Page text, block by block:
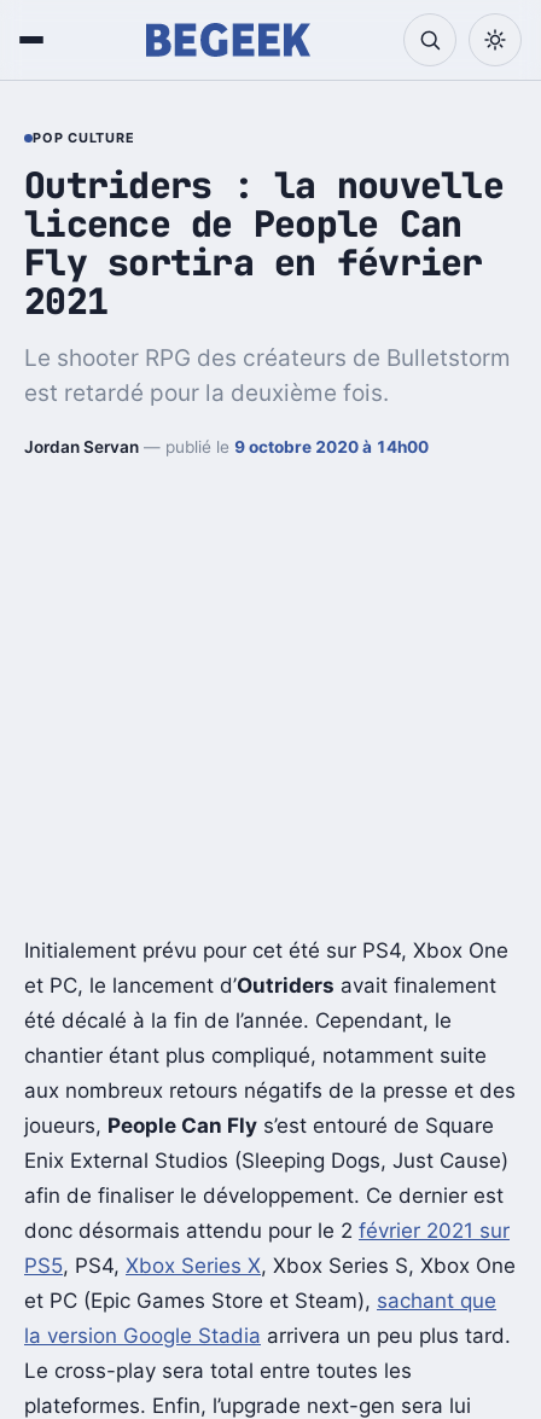
POP CULTURE
Outriders : la nouvelle
licence de People Can
Fly sortira en février
2021
Le shooter RPG des créateurs de Bulletstorm
est retardé pour la deuxième fois.
Jordan Servan — publié le 9 octobre 2020 à 14h00
Initialement prévu pour cet été sur PS4, Xbox One
et PC, le lancement d’Outriders avait finalement
été décalé à la fin de l’année. Cependant, le
chantier étant plus compliqué, notamment suite
aux nombreux retours négatifs de la presse et des
joueurs, People Can Fly s’est entouré de Square
Enix External Studios (Sleeping Dogs, Just Cause)
afin de finaliser le développement. Ce dernier est
donc désormais attendu pour le 2 février 2021 sur
PS5, PS4, Xbox Series X, Xbox Series S, Xbox One
et PC (Epic Games Store et Steam), sachant que
la version Google Stadia arrivera un peu plus tard.
Le cross-play sera total entre toutes les
plateformes. Enfin, l’upgrade next-gen sera lui